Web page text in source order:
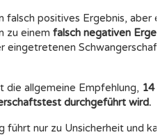
falsch positives Ergebnis, aber
zu einem falsch negativen
eingetretenen Schwangerschaft
die allgemeine Empfehlung, 14
durchgeführt wird.
führt nur zu Unsicherheit und